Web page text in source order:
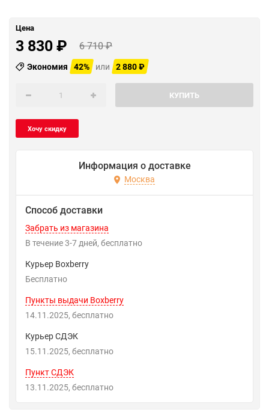
Цена
3 830₽ 6 710₽
Экономия 42% или 2 880₽
КУПИТЬ
Информация о доставке
Москва
Способ доставки
Забрать из магазина
В течение3-7 дней Бесплатно
Курьер Boxberry
Бесплатно
Пункты выдачи Boxberry
14.11.2025
Бесплатно
Курьер СДЭК
15.11.2025
Бесплатно
Пункт СДЭК
13.11.2025
Бесплатно